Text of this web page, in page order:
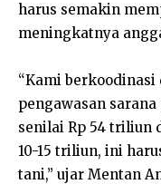
harus semakin
meningkatnya
“Kami
pengawasan
senilai Rp 54 triliun
10-15 triliun, ini
tani,” ujar Mentan